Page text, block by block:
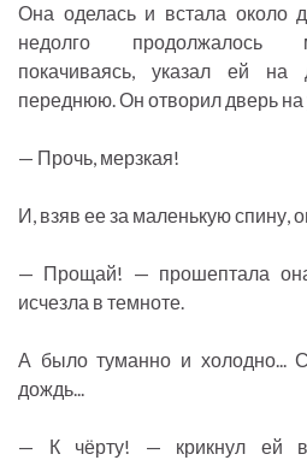
Она оделась и встала около
недолго продолжалось
покачиваясь, указал ей
переднюю. Он отворил дверь на
— Прочь, мерзкая!
И, взяв ее за маленькую спину,
— Прощай! — прошептала
исчезла в темноте.
А было туманно и холодно...
дождь...
— К чёрту! — крикнул ей